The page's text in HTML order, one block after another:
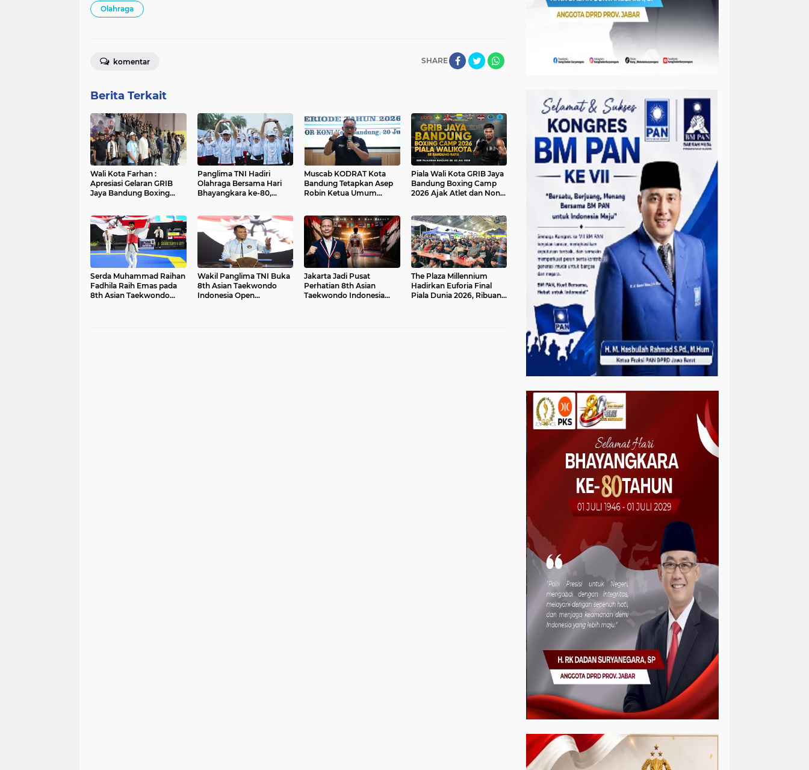
Olahraga
SHARE
komentar
Berita Terkait
Wali Kota Farhan :
Apresiasi Gelaran GRIB
Jaya Bandung Boxing
Panglima TNI Hadiri
Olahraga Bersama Hari
Bhayangkara ke-80,
Muscab KODRAT Kota
Bandung Tetapkan Asep
Robin Ketua Umum
Piala Wali Kota GRIB Jaya
Bandung Boxing Camp
2026 Ajak Atlet dan Non-
Serda Muhammad Raihan
Fadhila Raih Emas pada
8th Asian Taekwondo
Wakil Panglima TNI Buka
8th Asian Taekwondo
Indonesia Open
Jakarta Jadi Pusat
Perhatian 8th Asian
Taekwondo Indonesia
The Plaza Millennium
Hadirkan Euforia Final
Piala Dunia 2026, Ribuan